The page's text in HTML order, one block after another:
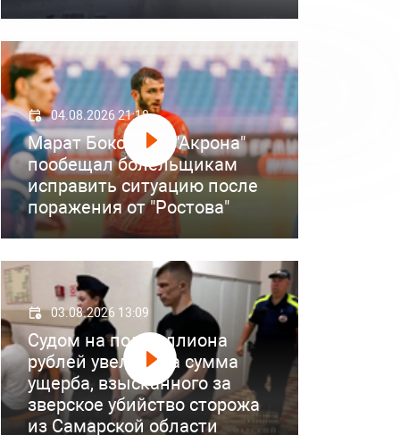
04.08.2026 21:18
Марат Бокоев из "Акрона"
пообещал болельщикам
исправить ситуацию после
поражения от "Ростова"
03.08.2026 13:09
Судом на полмиллиона
рублей увеличена сумма
ущерба, взысканного за
зверское убийство сторожа
из Самарской области